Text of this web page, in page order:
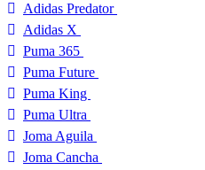
Adidas Predator
Adidas X
Puma 365
Puma Future
Puma King
Puma Ultra
Joma Aguila
Joma Cancha